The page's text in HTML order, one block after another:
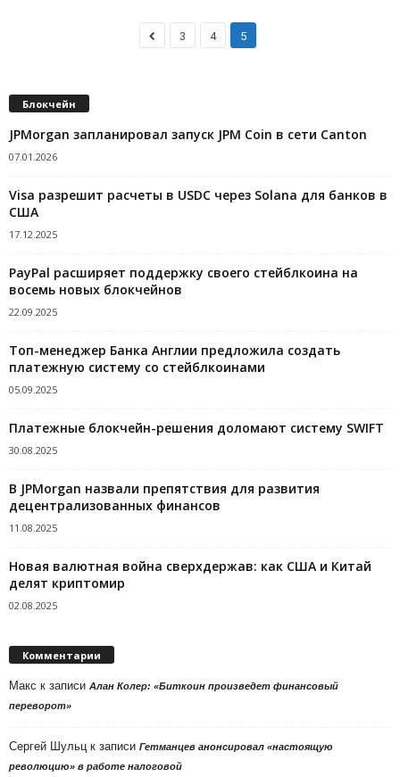
3 4 5
Блокчейн
JPMorgan запланировал запуск JPM Coin в сети Canton
07.01.2026
Visa разрешит расчеты в USDC через Solana для банков в
США
17.12.2025
PayPal расширяет поддержку своего стейблкоина на
восемь новых блокчейнов
22.09.2025
Топ-менеджер Банка Англии предложила создать
платежную систему со стейблкоинами
05.09.2025
Платежные блокчейн-решения доломают систему SWIFT
30.08.2025
В JPMorgan назвали препятствия для развития
децентрализованных финансов
11.08.2025
Новая валютная война сверхдержав: как США и Китай
делят криптомир
02.08.2025
Комментарии
Макс к записи Алан Колер: «Биткоин произведет финансовый
переворот»
Сергей Шульц к записи Гетманцев анонсировал «настоящую
революцию» в работе налоговой